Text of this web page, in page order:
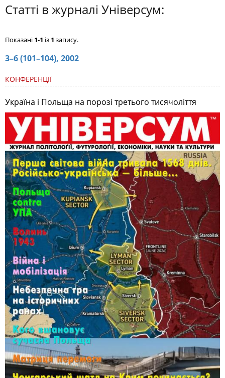
Статті в журналі Універсум:
Показані 1-1 із 1 запису.
3–6 (101–104), 2002
КОНФЕРЕНЦІЇ
Україна і Польща на порозі третього тисячоліття